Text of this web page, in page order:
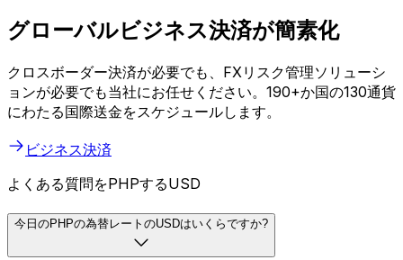
グローバルビジネス決済が簡素化
クロスボーダー決済が必要でも、FXリスク管理ソリューシ
ョンが必要でも当社にお任せください。190+か国の130通貨
にわたる国際送金をスケジュールします。
ビジネス決済
よくある質問をPHPするUSD
今日のPHPの為替レートのUSDはいくらですか?